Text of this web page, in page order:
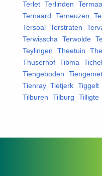
Terlet Terlinden
Ternaard
Terneuzen
Tersoal Terstraten
Terwisscha
Terwolde
Teylingen
Theetuin
Thuserhof Tibma
Tiengeboden
Tienray, Tietjerk Tiggelt
Tilburen
Tilburg Tilligte